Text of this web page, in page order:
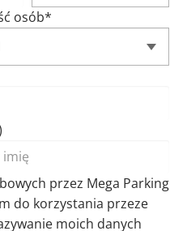
osób*
przez Mega Parking
do korzystania przeze
moich danych